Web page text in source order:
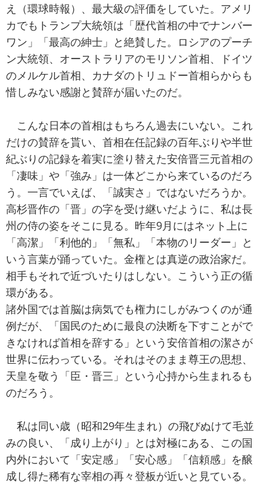
え（環球時報）、最大級の評価をしていた。アメリ
カでもトランプ大統領は「歴代首相の中でナンバー
ワン」「最高の紳士」と絶賛した。ロシアのプーチ
ン大統領、オーストラリアのモリソン首相、ドイツ
のメルケル首相、カナダのトリュドー首相らからも
惜しみない感謝と賛辞が届いたのだ。
こんな日本の首相はもちろん過去にいない。これ
だけの賛辞を貰い、首相在任記録の百年ぶりや半世
紀ぶりの記録を着実に塗り替えた安倍晋三元首相の
「凄味」や「強み」は一体どこから来ているのだろ
う。一言でいえば、「誠実さ」ではないだろうか。
高杉晋作の「晋」の字を受け継いだように、私は長
州の侍の姿をそこに見る。昨年9月にはネット上に
「高潔」「利他的」「無私」「本物のリーダー」と
いう言葉が踊っていた。金権とは真逆の政治家だ。
相手もそれで近づいたりはしない。こういう正の循
環がある。
諸外国では首脳は病気でも権力にしがみつくのが通
例だが、「国民のために最良の決断を下すことがで
きなければ首相を辞する」という安倍首相の潔さが
世界に伝わっている。それはそのまま尊王の思想、
天皇を敬う「臣・晋三」という心持から生まれるも
のだろう。
私は同い歳（昭和29年生まれ）の飛びぬけて毛並
みの良い、「成り上がり」とは対極にある、この国
内外において「安定感」「安心感」「信頼感」を醸
成し得た稀有な宰相の再々登板が近いと見ている。